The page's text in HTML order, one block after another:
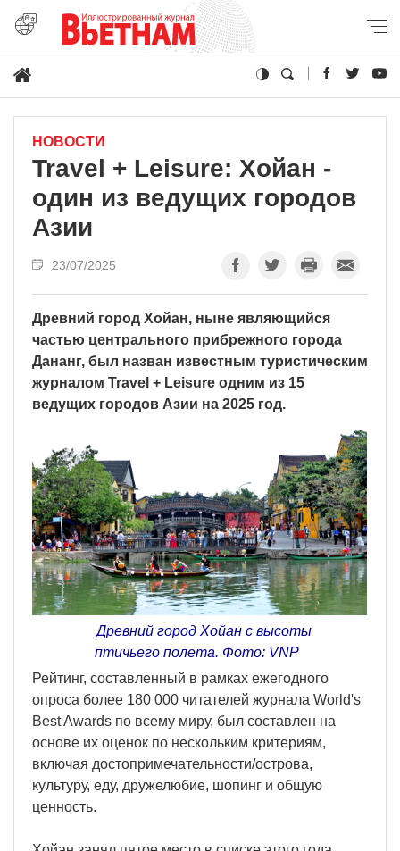
НОВОСТИ
Travel + Leisure: Хойан -
один из ведущих городов
Азии
23/07/2025
Древний город Хойан, ныне являющийся
частью центрального прибрежного города
Дананг, был назван известным туристическим
журналом Travel + Leisure одним из 15
ведущих городов Азии на 2025 год.
Древний город Хойан с высоты
птичьего полета. Фото: VNP
Рейтинг, составленный в рамках ежегодного
опроса более 180 000 читателей журнала World's
Best Awards по всему миру, был составлен на
основе их оценок по нескольким критериям,
включая достопримечательности/острова,
культуру, еду, дружелюбие, шопинг и общую
ценность.